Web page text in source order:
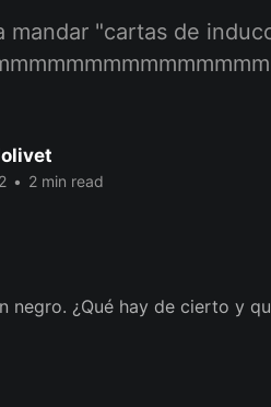
mandar "cartas de
• 2 min read